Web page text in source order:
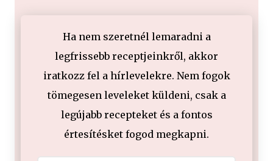
Ha nem szeretnél lemaradni a
legfrissebb receptjeinkről, akkor
iratkozz fel a hírlevelekre. Nem fogok
tömegesen leveleket küldeni, csak a
legújabb recepteket és a fontos
értesítésket fogod megkapni.